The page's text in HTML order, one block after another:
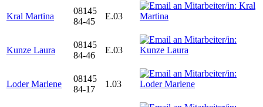
Kral Martina
08145
84-45
E.03
Kunze Laura
08145
84-46
E.03
Loder Marlene
08145
84-17
1.03